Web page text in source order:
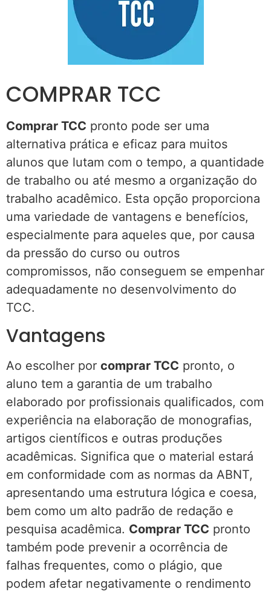
COMPRAR TCC
Comprar TCC pronto pode ser uma
alternativa prática e eficaz para muitos
alunos que lutam com o tempo, a quantidade
de trabalho ou até mesmo a organização do
trabalho acadêmico. Esta opção proporciona
uma variedade de vantagens e benefícios,
especialmente para aqueles que, por causa
da pressão do curso ou outros
compromissos, não conseguem se empenhar
adequadamente no desenvolvimento do
TCC.
Vantagens
Ao escolher por comprar TCC pronto, o
aluno tem a garantia de um trabalho
elaborado por profissionais qualificados, com
experiência na elaboração de monografias,
artigos científicos e outras produções
acadêmicas. Significa que o material estará
em conformidade com as normas da ABNT,
apresentando uma estrutura lógica e coesa,
bem como um alto padrão de redação e
pesquisa acadêmica. Comprar TCC pronto
também pode prevenir a ocorrência de
falhas frequentes, como o plágio, que
podem afetar negativamente o rendimento